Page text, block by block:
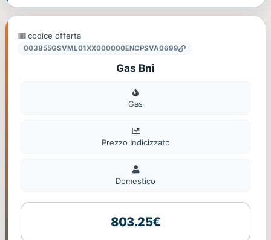
codice offerta
003855GSVML01XX000000ENCPSVA0699
Gas Bni
Gas
Gas
Prezzo Indicizzato
Domestico
Domestico
803.25€